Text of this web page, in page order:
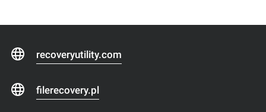
recoveryutility.com
filerecovery.pl